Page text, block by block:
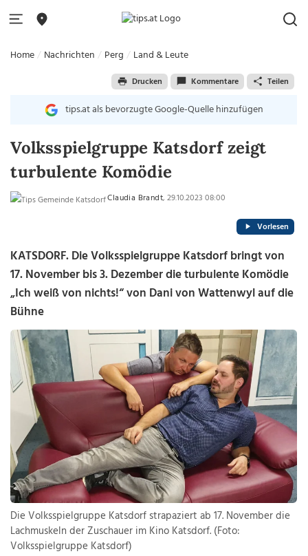
Home Nachrichten Perg Land & Leute
Drucken Kommentare Teilen
tips.at als bevorzugte Google-Quelle hinzufügen
Volksspielgruppe Katsdorf zeigt
turbulente Komödie
Claudia Brandt, 29.10.2023 08:00
Vorlesen
KATSDORF. Die Volksspielgruppe Katsdorf bringt von
17. November bis 3. Dezember die turbulente Komödie
„Ich weiß von nichts!“ von Dani von Wattenwyl auf die
Bühne
Die Volksspielgruppe Katsdorf strapaziert ab 17. November die
Lachmuskeln der Zuschauer im Kino Katsdorf. (Foto:
Volksspielgruppe Katsdorf)